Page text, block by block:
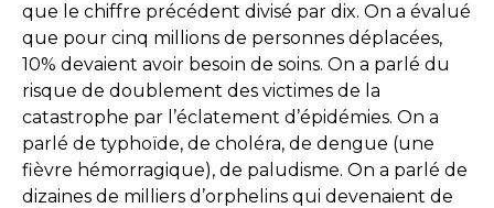
que le chiffre précédent divisé par dix. On a évalué
que pour cinq millions de personnes déplacées,
10% devaient avoir besoin de soins. On a parlé du
risque de doublement des victimes de la
catastrophe par l’éclatement d’épidémies. On a
parlé de typhoïde, de choléra, de dengue (une
fièvre hémorragique), de paludisme. On a parlé de
dizaines de milliers d’orphelins qui devenaient de